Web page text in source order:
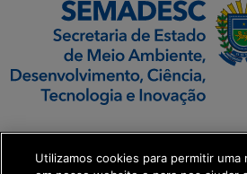
SETDIG | Secretaria-
Executiva de
Utilizamos cookies para permitir uma